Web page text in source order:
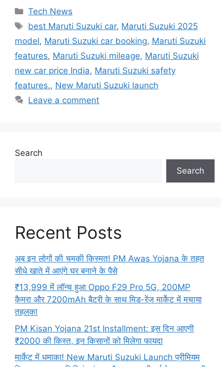
Categories
Tech News
Tags
best Maruti Suzuki car, Maruti Suzuki 2025
model, Maruti Suzuki car booking, Maruti Suzuki
features, Maruti Suzuki mileage, Maruti Suzuki
new car price India, Maruti Suzuki safety
features., New Maruti Suzuki launch
Leave a comment
Search
Search
Recent Posts
अब इन लोगों की चमकी किस्मत! PM Awas Yojana के तहत
सीधे खाते में आएंगे घर बनाने के पैसे
₹13,999 में लॉन्च हुआ Oppo F29 Pro 5G, 200MP
कैमरा और 7200mAh बैटरी के साथ मिड-रेंज मार्केट में मचाया
तहलका
PM Kisan Yojana 21st Installment: इस दिन आएगी
₹2000 की किस्त, इन किसानों को मिलेगा फायदा
मार्केट में धमाका! New Maruti Suzuki Launch प्रीमियम